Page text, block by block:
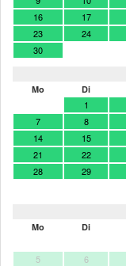
16
17
23
24
30
Mo
Di
1
7
8
14
15
21
22
28
29
Mo
Di
5
6